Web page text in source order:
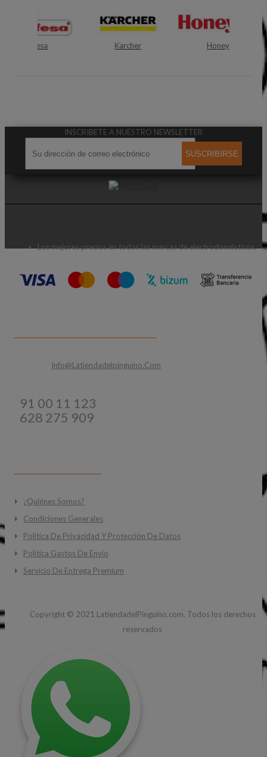
INSCRIBETE A NUESTRO NEWSLETTER
SUSCRIBIRSE
Los mejores precios en todas las marcas de electrodomésticos.
Info@latiendadelpinguino.com
91 00 11 123
628 275 909
¿Quiénes Somos?
Condiciones Generales
Política De Privacidad Y Protección De Datos
Politica Gastos De Envio
Servicio De Entrega Premium
Copyright © 2021 LatiendadelPinguino.com. Todos los derechos
reservados